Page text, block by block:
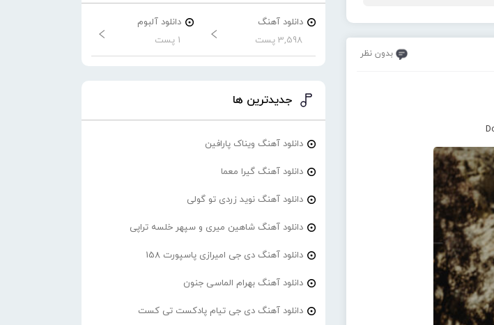
بدون نظر
دانلود آهنگ
3,598 پست
دانلود آلبوم
1 پست
جدیدترین ها
دانلود آهنگ ویناک پارافین
دانلود آهنگ گیرا معما
دانلود آهنگ نوید زردی تو گولی
دانلود آهنگ شاهین میری و سپهر خلسه تراپی
دانلود آهنگ دی جی امیرازی پاسپورت 158
دانلود آهنگ بهرام الماسی جنون
دانلود آهنگ دی جی تیام پادکست تی کست